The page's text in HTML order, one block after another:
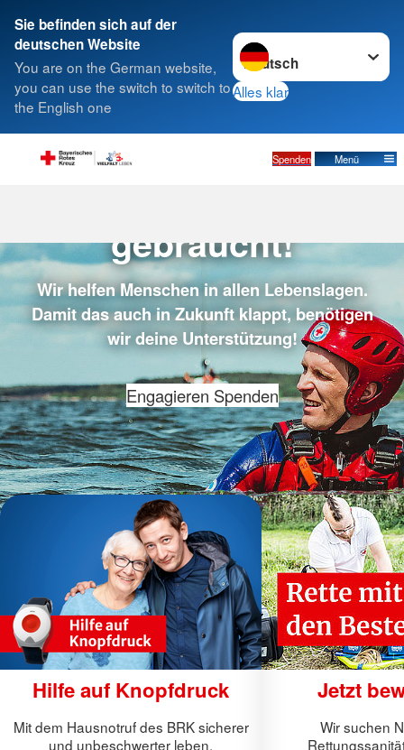
Sie befinden sich auf der
deutschen Website
You are on the German website,
you can use the switch to switch to
the English one
Sprache wechseln zu
Alles klar
Spenden Menü
Suche
gebraucht!
Wir helfen Menschen in allen Lebenslagen.
Damit das auch in Zukunft klappt, benötigen
wir deine Unterstützung!
Engagieren Spenden
Hilfe auf Knopfdruck
Mit dem Hausnotruf des BRK sicherer
und unbeschwerter leben.
Jetzt
Wir suchen